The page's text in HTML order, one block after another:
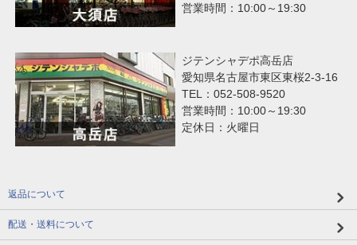
営業時間：10:00～19:30
ジテンシャデポ高岳店
愛知県名古屋市東区東桜2-3-16
TEL：052-508-9520
営業時間：10:00～19:30
定休日：火曜日
返品について
配送・送料について